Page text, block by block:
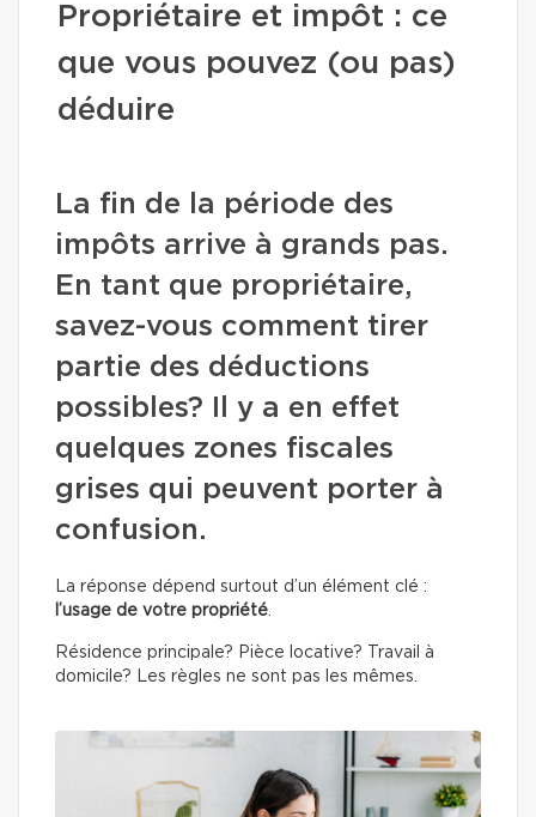
Propriétaire et impôt : ce
que vous pouvez (ou pas)
déduire
La fin de la période des
impôts arrive à grands pas.
En tant que propriétaire,
savez-vous comment tirer
partie des déductions
possibles? Il y a en effet
quelques zones fiscales
grises qui peuvent porter à
confusion.
La réponse dépend surtout d’un élément clé :
l’usage de votre propriété.
Résidence principale? Pièce locative? Travail à
domicile? Les règles ne sont pas les mêmes.